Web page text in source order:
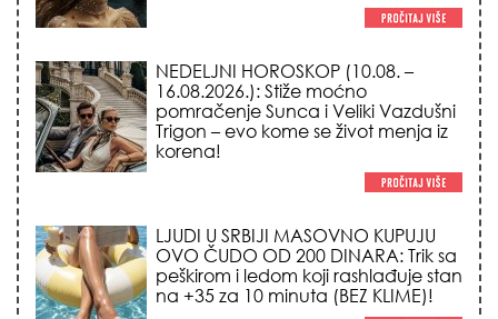
NEDELJNI HOROSKOP (10.08. –
16.08.2026.): Stiže moćno
pomračenje Sunca i Veliki Vazdušni
Trigon – evo kome se život menja iz
korena!
LJUDI U SRBIJI MASOVNO KUPUJU
OVO ČUDO OD 200 DINARA: Trik sa
peškirom i ledom koji rashlađuje stan
na +35 za 10 minuta (BEZ KLIME)!